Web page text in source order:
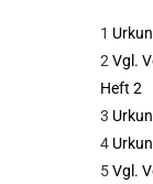
1
2Vgl.
Heft 2
3
4
5Vgl.